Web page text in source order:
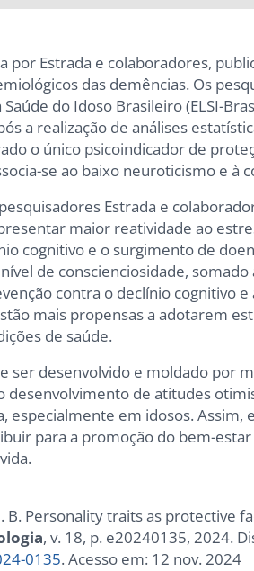
por Estrada e colaboradores,
das demências. Os
do Idoso Brasileiro (ELSI-
a realização de análises
o único psicoindicador de
se ao baixo neuroticismo e à
Estrada e
maior reatividade ao
cognitivo e o surgimento de
de conscienciosidade,
contra o declínio cognitivo e
mais propensas a adotarem
de saúde.
desenvolvido e moldado por
desenvolvimento de atitudes
especialmente em idosos. Assim,
para a promoção do bem-estar
B. Personality traits as protective
, v. 18, p. e20240135, 2024.
0135. Acesso em: 12 nov. 2024